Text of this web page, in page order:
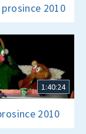
prosince 2010
1:40:24
2010